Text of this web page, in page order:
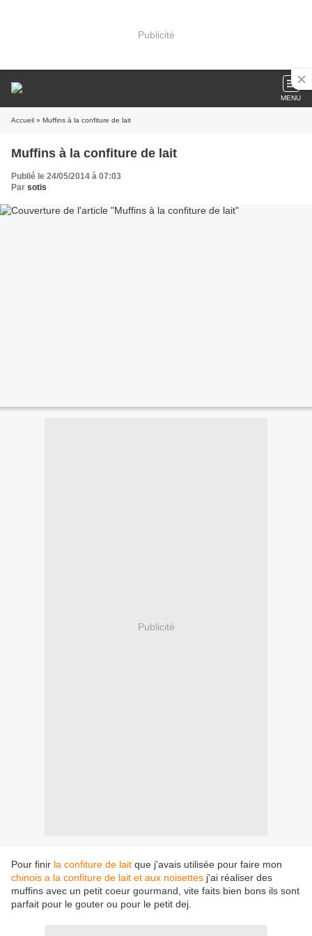
Publicité
MENU
Accueil » Muffins à la confiture de lait
Muffins à la confiture de lait
Publié le 24/05/2014 à 07:03
Par sotis
Publicité
Pour finir la confiture de lait que j'avais utilisée pour faire mon
chinois a la confiture de lait et aux noisettes j'ai réaliser des
muffins avec un petit coeur gourmand, vite faits bien bons ils sont
parfait pour le gouter ou pour le petit dej.